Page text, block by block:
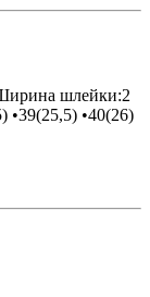
шлейки:2
•39(25,5) •40(26)